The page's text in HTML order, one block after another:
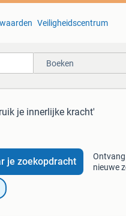
Veiligheidscentrum
Boeken
je innerlijke kracht'
je zoekopdracht
nieuwe